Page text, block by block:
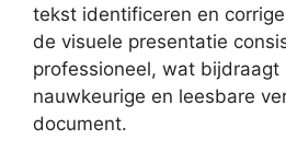
tekst identificeren en
de visuele presentatie
professioneel, wat bijdraagt
nauwkeurige en leesbare
document.